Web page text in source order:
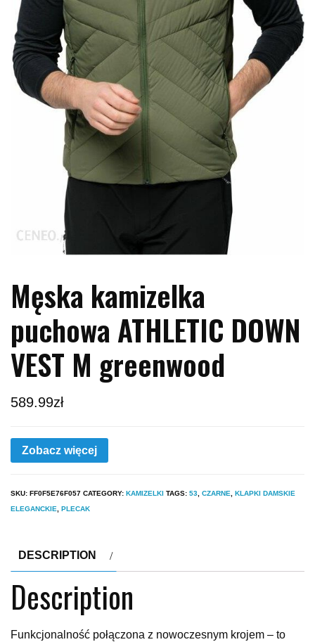
Męska kamizelka
puchowa ATHLETIC DOWN
VEST M greenwood
589.99zł
Zobacz więcej
SKU: FF0F5E76F057 CATEGORY: KAMIZELKI TAGS: 53, CZARNE, KLAPKI DAMSKIE
ELEGANCKIE, PLECAK
DESCRIPTION
Description
Funkcjonalność połączona z nowoczesnym krojem – to